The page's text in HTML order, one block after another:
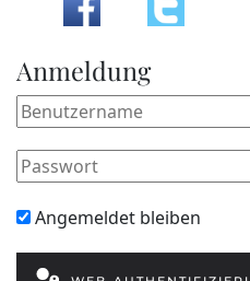
Anmeldung
Angemeldet bleiben